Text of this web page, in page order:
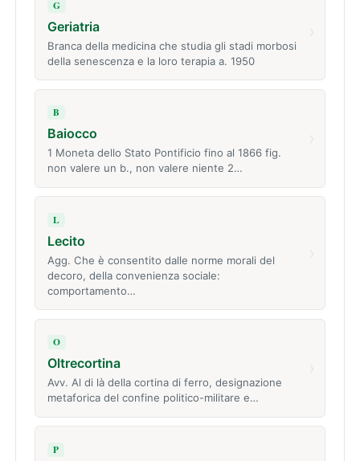
G
Geriatria
Branca della medicina che studia gli stadi morbosi
della senescenza e la loro terapia a. 1950
B
Baiocco
1 Moneta dello Stato Pontificio fino al 1866 fig.
non valere un b., non valere niente 2…
L
Lecito
Agg. Che è consentito dalle norme morali del
decoro, della convenienza sociale:
comportamento…
O
Oltrecortina
Avv. Al di là della cortina di ferro, designazione
metaforica del confine politico-militare e…
P